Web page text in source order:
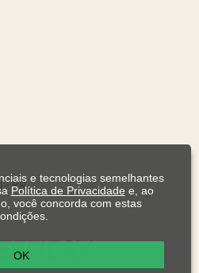
- PR
e tecnologias semelhantes
Política de Privacidade e, ao
você concorda com estas
OK